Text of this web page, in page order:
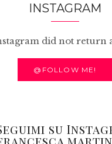
INSTAGRAM
did not return
@FOLLOW ME!
su